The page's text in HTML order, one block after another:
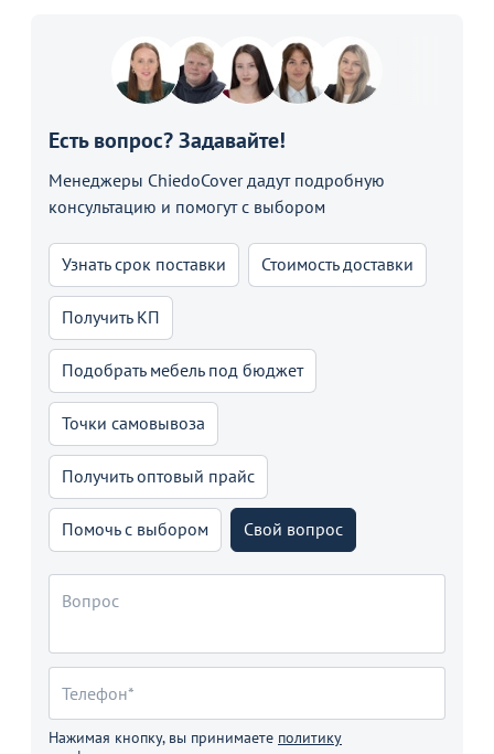
Есть вопрос? Задавайте!
Менеджеры ChiedoCover дадут подробную
консультацию и помогут с выбором
Узнать срок поставки Стоимость доставки
Получить КП
Подобрать мебель под бюджет
Точки самовывоза
Получить оптовый прайс
Помочь с выбором Свой вопрос
Нажимая кнопку, вы принимаете политику